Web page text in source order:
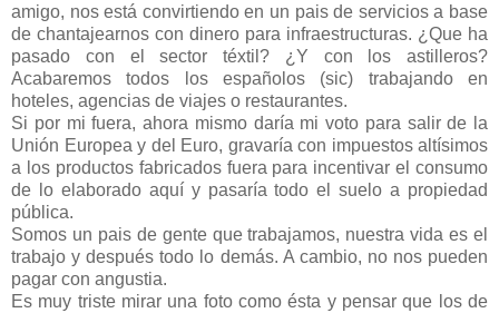
amigo, nos está convirtiendo en un pais de servicios a base
de chantajearnos con dinero para infraestructuras. ¿Que ha
pasado con el sector téxtil? ¿Y con los astilleros?
Acabaremos todos los españolos (sic) trabajando en
hoteles, agencias de viajes o restaurantes.
Si por mi fuera, ahora mismo daría mi voto para salir de la
Unión Europea y del Euro, gravaría con impuestos altísimos
a los productos fabricados fuera para incentivar el consumo
de lo elaborado aquí y pasaría todo el suelo a propiedad
pública.
Somos un pais de gente que trabajamos, nuestra vida es el
trabajo y después todo lo demás. A cambio, no nos pueden
pagar con angustia.
Es muy triste mirar una foto como ésta y pensar que los de